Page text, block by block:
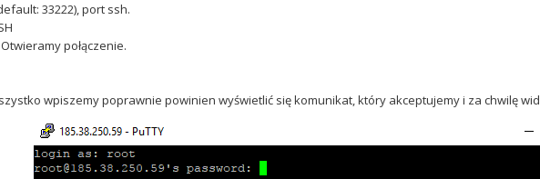
33222), port ssh.
połączenie.
wpiszemy poprawnie powinien wyświetlić się komunikat, który akceptujemy i za chwilę